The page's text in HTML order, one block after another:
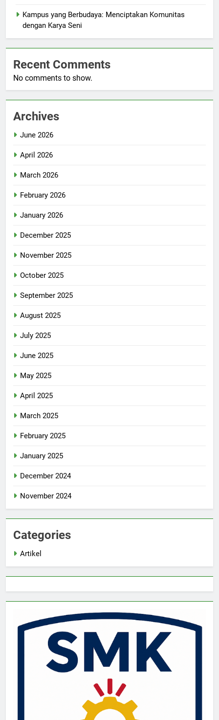
Kampus yang Berbudaya: Menciptakan Komunitas
dengan Karya Seni
Recent Comments
No comments to show.
Archives
June 2026
April 2026
March 2026
February 2026
January 2026
December 2025
November 2025
October 2025
September 2025
August 2025
July 2025
June 2025
May 2025
April 2025
March 2025
February 2025
January 2025
December 2024
November 2024
Categories
Artikel